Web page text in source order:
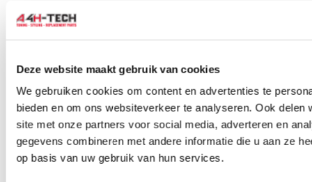
Deze website maakt gebruik van cookies
We gebruiken cookies om content en advertenties te
bieden en om ons websiteverkeer te analyseren. Ook
site met onze partners voor social media, adverteren en
gegevens combineren met andere informatie die u aan ze
op basis van uw gebruik van hun services.
0producten beschikbaar
Wiellagers & Naven
0producten beschikbaar
0producten beschikbaar
Spoorverbreders
0producten beschikbaar
Wielmoeren
0producten beschikbaar
Draadeinden
0 producten beschikbaar